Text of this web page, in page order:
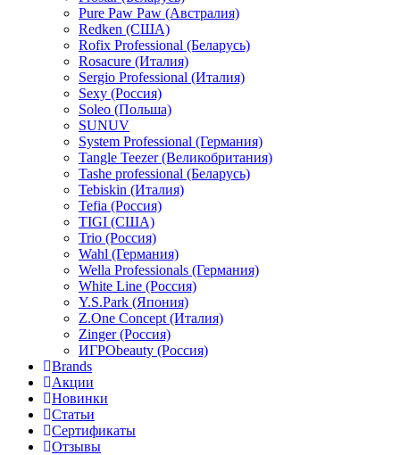
Pure Paw Paw (Австралия)
Redken (США)
Rofix Professional (Беларусь)
Rosacure (Италия)
Sergio Professional (Италия)
Sexy (Россия)
Soleo (Польша)
SUNUV
System Professional (Германия)
Tangle Teezer (Великобритания)
Tashe professional (Беларусь)
Tebiskin (Италия)
Tefia (Россия)
TIGI (США)
Trio (Россия)
Wahl (Германия)
Wella Professionals (Германия)
White Line (Россия)
Y.S.Park (Япония)
Z.One Concept (Италия)
Zinger (Россия)
ИГРОbeauty (Россия)
Brands
Акции
Новинки
Статьи
Сертификаты
Отзывы